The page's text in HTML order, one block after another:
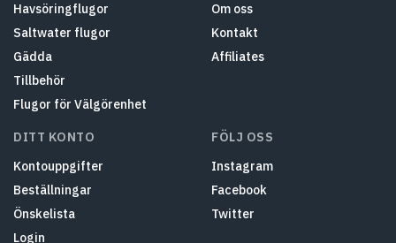
Havsöringflugor
Saltwater flugor
Gädda
Tillbehör
Flugor för Välgörenhet
Om oss
Kontakt
Affiliates
DITT KONTO
Kontouppgifter
Beställningar
Önskelista
Login
FÖLJ OSS
Instagram
Facebook
Twitter